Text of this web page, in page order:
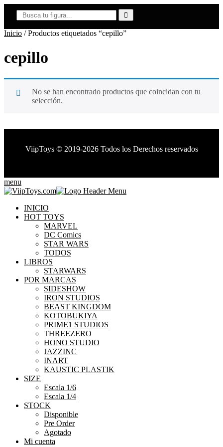
Inicio / Productos etiquetados “cepillo”
cepillo
No se han encontrado productos que coincidan con tu
selección.
ViipToys ©2019-2026Todos los Derechos reservados
menu
INICIO
HOT TOYS
MARVEL
DC Comics
STAR WARS
TODOS
LIBROS
STARWARS
POR MARCAS
SIDESHOW
IRON STUDIOS
BEAST KINGDOM
KOTOBUKIYA
PRIME1 STUDIOS
THREEZERO
HONO STUDIO
JAZZINC
INART
KAUSTIC PLASTIK
SIZE
Escala 1/6
Escala 1/4
STOCK
Disponible
Pre Order
Agotado
Mi cuenta